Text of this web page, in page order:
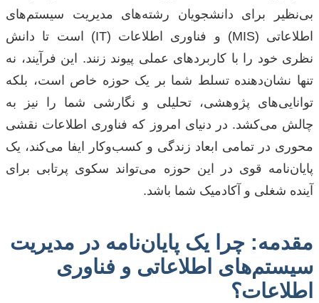
بی‌نظیر برای دانشجویان رشته‌های مدیریت سیستم‌های
اطلاعاتی (MIS) و فناوری اطلاعات (IT) است تا دانش
نظری خود را با کاربردهای عملی پیوند زنند. این فرآیند، نه
تنها نشان‌دهنده تسلط شما بر یک حوزه خاص است، بلکه
توانایی‌های پژوهشی، تحلیلی و نگارشی شما را نیز به
چالش می‌کشد. در دنیای امروز که فناوری اطلاعات نقشی
محوری در تمامی ابعاد زندگی و کسب‌وکار ایفا می‌کند، یک
پایان‌نامه قوی در این حوزه می‌تواند سکوی پرتابی برای
آینده شغلی و آکادمیک شما باشد.
مقدمه: چرا یک پایان‌نامه در مدیریت
سیستم‌های اطلاعاتی و فناوری
اطلاعات؟